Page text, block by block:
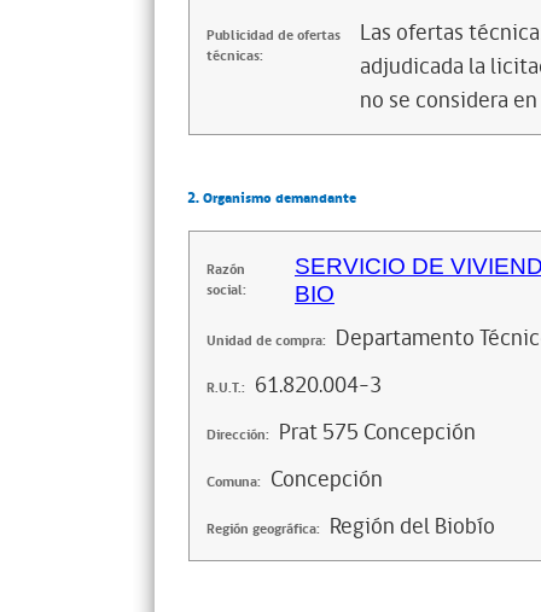
Publicidad de ofertas
técnicas:
Las ofertas
adjudicada la
no se considera en
2. Organismo demandante
Razón
social:
SERVICIO DE
BIO
Unidad de compra: Departamento
R.U.T.: 61.820.004-3
Dirección: Prat 575 Concepción
Comuna: Concepción
Región geográfica: Región del Biobío